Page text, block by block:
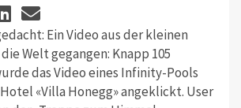
Ein Video aus der kleinen
Welt gegangen: Knapp 105
das Video eines Infinity-Pools
«Villa Honegg» angeklickt. User